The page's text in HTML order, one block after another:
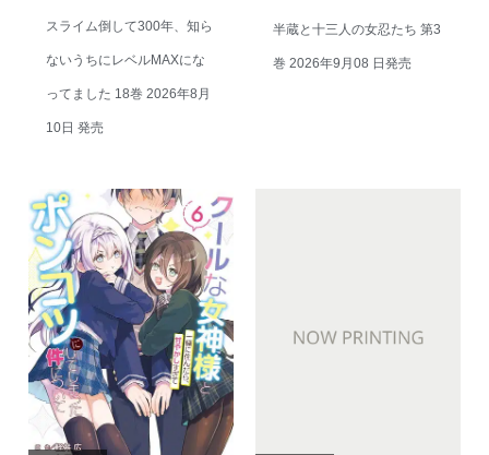
スライム倒して300年、知ら
ないうちにレベルMAXにな
ってました 18巻 2026年8月
10日 発売
半蔵と十三人の女忍たち 第3
巻 2026年9月08 日発売